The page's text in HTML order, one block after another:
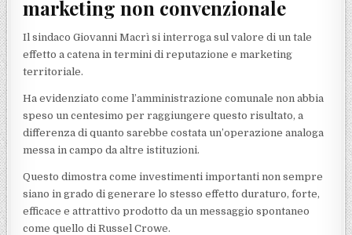
marketing non convenzionale
Il sindaco Giovanni Macrì si interroga sul valore di un tale
effetto a catena in termini di reputazione e marketing
territoriale.
Ha evidenziato come l’amministrazione comunale non abbia
speso un centesimo per raggiungere questo risultato, a
differenza di quanto sarebbe costata un’operazione analoga
messa in campo da altre istituzioni.
Questo dimostra come investimenti importanti non sempre
siano in grado di generare lo stesso effetto duraturo, forte,
efficace e attrattivo prodotto da un messaggio spontaneo
come quello di Russel Crowe.